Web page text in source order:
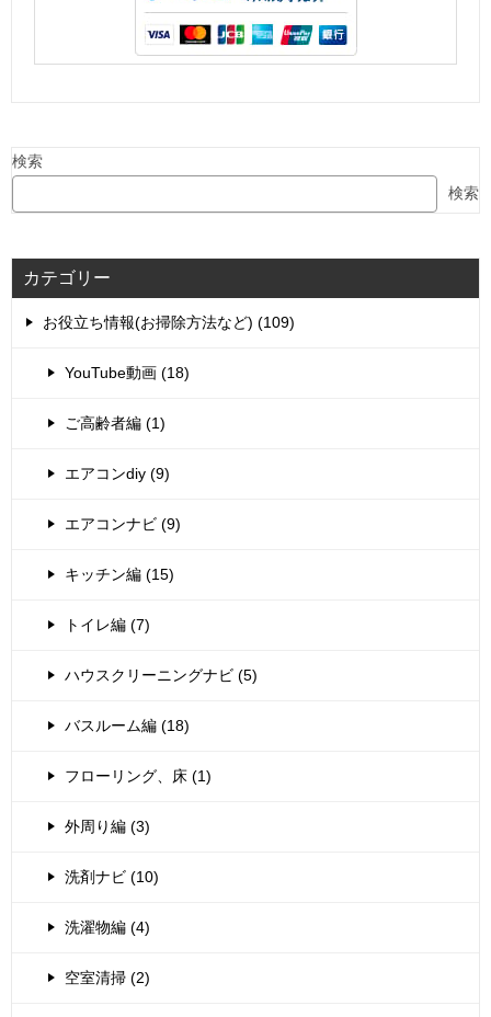
検索
検索
カテゴリー
お役立ち情報(お掃除方法など) (109)
YouTube動画 (18)
ご高齢者編 (1)
エアコンdiy (9)
エアコンナビ (9)
キッチン編 (15)
トイレ編 (7)
ハウスクリーニングナビ (5)
バスルーム編 (18)
フローリング、床 (1)
外周り編 (3)
洗剤ナビ (10)
洗濯物編 (4)
空室清掃 (2)